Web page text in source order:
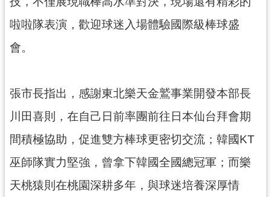
站
政
信
見
啦啦隊表演，歡迎球迷入場體驗國際級棒球盛
會。
張市長指出，感謝東北樂天金鷲事業開發本部長
川田喜則，在自己日前率團前往日本仙台拜會期
間積極協助，促進雙方棒球更密切交流；韓國KT
巫師隊實力堅強，曾拿下韓國全國總冠軍；而樂
天桃猿則在桃園深耕多年，與球迷培養深厚情